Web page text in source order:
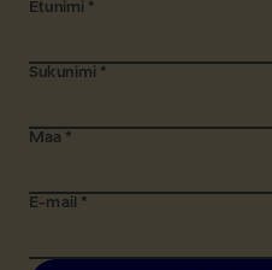
Etunimi *
Sukunimi *
Maa *
E-mail *